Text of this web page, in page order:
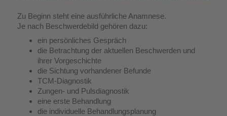
Zu Beginn steht eine ausführliche Anamnese.
Je nach Beschwerdebild gehören dazu:
ein persönliches Gespräch
die Betrachtung der aktuellen Beschwerden und
ihrer Vorgeschichte
die Sichtung vorhandener Befunde
TCM-Diagnostik
Zungen- und Pulsdiagnostik
eine erste Behandlung
die individuelle Behandlungsplanung